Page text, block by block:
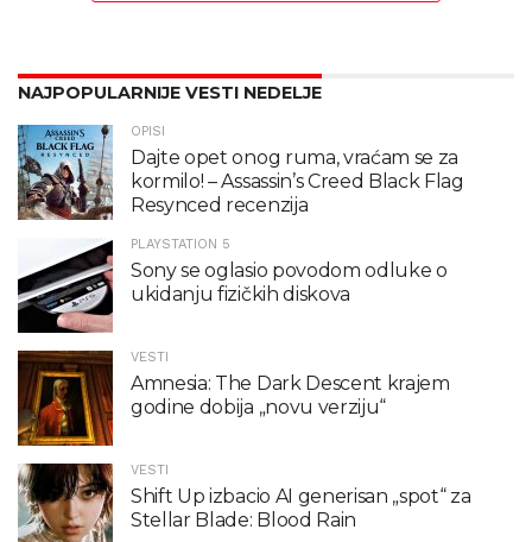
NAJPOPULARNIJE VESTI NEDELJE
OPISI
Dajte opet onog ruma, vraćam se za
kormilo! – Assassin’s Creed Black Flag
Resynced recenzija
PLAYSTATION 5
Sony se oglasio povodom odluke o
ukidanju fizičkih diskova
VESTI
Amnesia: The Dark Descent krajem
godine dobija „novu verziju“
VESTI
Shift Up izbacio AI generisan „spot“ za
Stellar Blade: Blood Rain